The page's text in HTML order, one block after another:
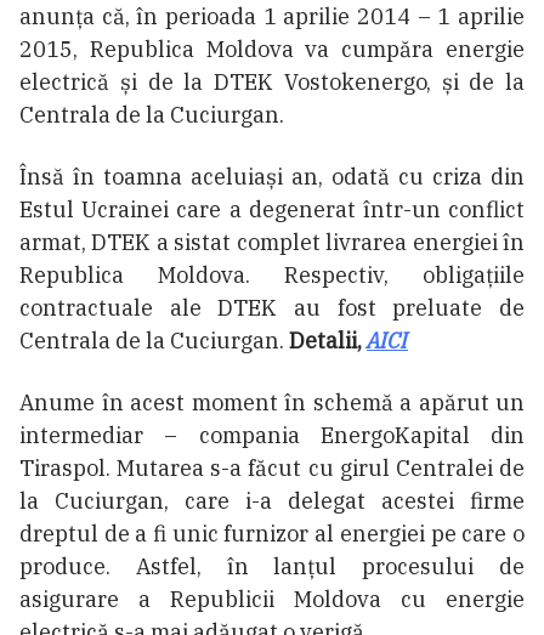
anunţa că, în perioada 1 aprilie 2014 – 1 aprilie
2015, Republica Moldova va cumpăra energie
electrică și de la DTEK Vostokenergo, și de la
Centrala de la Cuciurgan.
Însă în toamna aceluiași an, odată cu criza din
Estul Ucrainei care a degenerat într-un conflict
armat, DTEK a sistat complet livrarea energiei în
Republica Moldova. Respectiv, obligațiile
contractuale ale DTEK au fost preluate de
Centrala de la Cuciurgan. Detalii,AICI
Anume în acest moment în schemă a apărut un
intermediar – compania EnergoKapital din
Tiraspol. Mutarea s-a făcut cu girul Centralei de
la Cuciurgan, care i-a delegat acestei firme
dreptul de a fi unic furnizor al energiei pe care o
produce. Astfel, în lanțul procesului de
asigurare a Republicii Moldova cu energie